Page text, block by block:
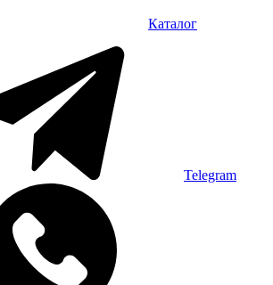
Каталог
Telegram